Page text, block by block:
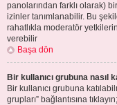
panolarından farklı olarak)
izinler tanımlanabilir. Bu
rahatlıkla moderatör
verebilir
Başa dön
Bir kullanıcı grubuna nasıl
Bir kullanıcı grubuna
grupları” bağlantısına